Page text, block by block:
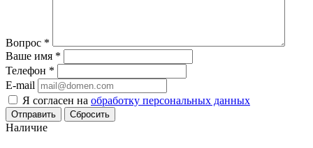
Вопрос *
Ваше имя *
Телефон *
E-mail
Я согласен на обработку персональных данных
Сбросить
Наличие